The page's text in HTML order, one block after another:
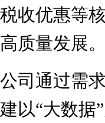
收优惠等
质量发展
通过需求
以“大数据